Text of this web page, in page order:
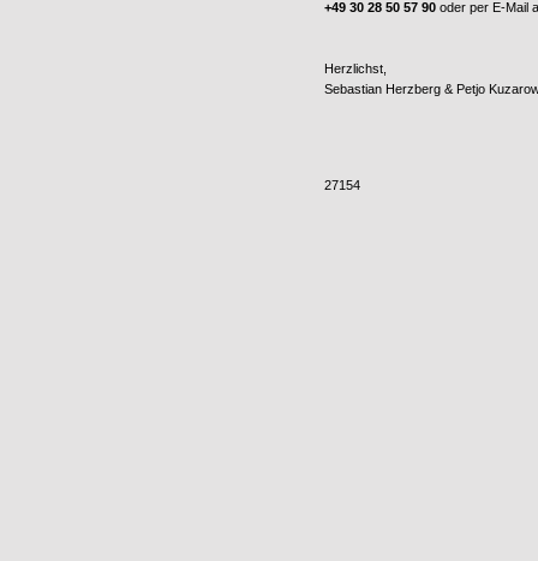
+49 30 28 50 57 90 oder per E-Mail
Herzlichst,
Sebastian Herzberg & Petjo
27154